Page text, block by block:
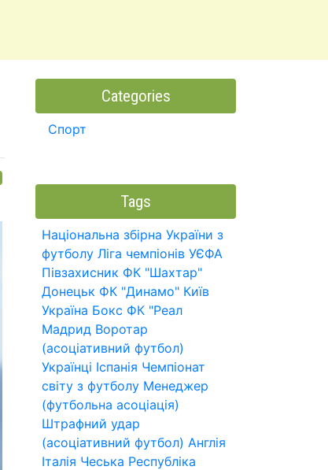
Categories
Спорт
Tags
Національна збірна України з
футболу Ліга чемпіонів УЄФА
Півзахисник ФК "Шахтар"
Донецьк ФК "Динамо" Київ
Україна Бокс ФК "Реал
Мадрид Воротар
(асоціативний футбол)
Українці Іспанія Чемпіонат
світу з футболу Менеджер
(футбольна асоціація)
Штрафний удар
(асоціативний футбол) Англія
Італія Чеська Республіка